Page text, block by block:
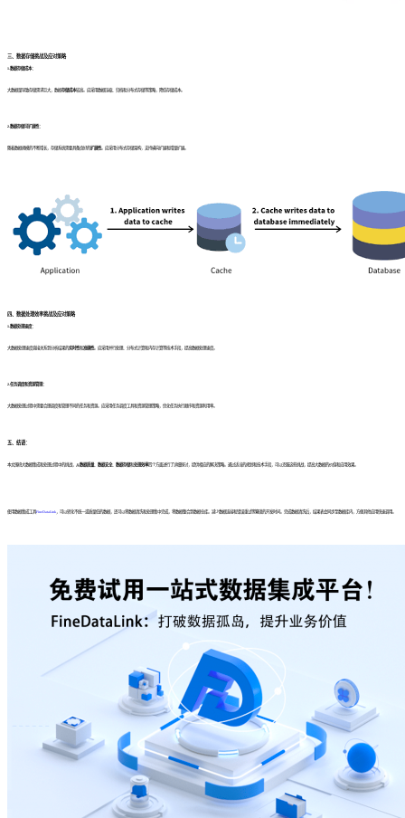
三、数据存储挑战及应对策略
1.数据存储成本：
大数据量导致存储需求巨大，数据 存储成本 较高。应采用数据压缩、归档和分布式存储等策略，降低存储成本。
2.数据存储可扩展性：
随着数据规模的不断增长，存储系统需要具备良好的 扩展性 。应采用分布式存储架构，支持横向扩展和增量扩展。
四、数据处理效率挑战及应对策略
1.数据处理速度：
大数据处理速度直接关系到分析结果的 实时性 和 准确性 。应采用并行处理、分布式计算和内存计算等技术手段，提高数据处理速度。
2.任务调度和资源管理：
大数据处理过程中需要合理调度和管理不同的任务和资源。应采用任务调度工具和资源管理策略，优化任务执行顺序和资源利用率。
五、结语：
本文围绕大数据集成和处理过程中的挑战，从 数据质量 、 数据安全、 数据存储和 处理效率四个方面进行了详细探讨，提供相应的解决策略。通过适当的规划和技术手段，可以克服这些挑战，提高大数据的价值和应用效果。
使用数据集成工具 FineDataLink ，可以转化不统一或质量低的数据，还可以将数据清洗和处理集中完成，将数据整合到数据仓库。减少数据连接和错误重试等繁琐的开发时间。完成数据清洗后，结果表会同步至数据库内，方便其他应用快速调用。